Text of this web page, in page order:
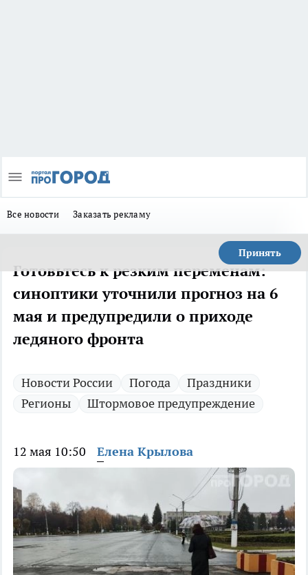
Все новости Заказать рекламу
Принять
Готовьтесь к резким переменам:
синоптики уточнили прогноз на 6
мая и предупредили о приходе
ледяного фронта
Новости России Погода
Праздники
Регионы
Штормовое предупреждение
12 мая 10:50 Елена Крылова